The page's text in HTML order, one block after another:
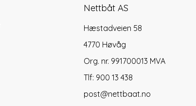
Nettbåt AS
Hæstadveien 58
4770 Høvåg
Org. nr. 991700013 MVA
Tlf: 900 13 438
post@nettbaat.no